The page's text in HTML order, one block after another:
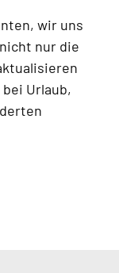
wir uns
nur die
Urlaub,